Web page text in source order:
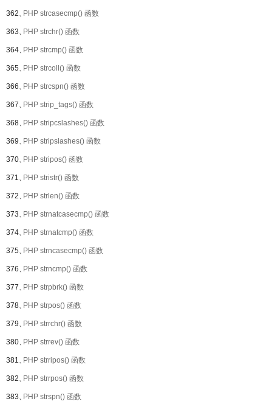
362、PHP strcasecmp() 函数
363、PHP strchr() 函数
364、PHP strcmp() 函数
365、PHP strcoll() 函数
366、PHP strcspn() 函数
367、PHP strip_tags() 函数
368、PHP stripcslashes() 函数
369、PHP stripslashes() 函数
370、PHP stripos() 函数
371、PHP stristr() 函数
372、PHP strlen() 函数
373、PHP strnatcasecmp() 函数
374、PHP strnatcmp() 函数
375、PHP strncasecmp() 函数
376、PHP strncmp() 函数
377、PHP strpbrk() 函数
378、PHP strpos() 函数
379、PHP strrchr() 函数
380、PHP strrev() 函数
381、PHP strripos() 函数
382、PHP strrpos() 函数
383、PHP strspn() 函数